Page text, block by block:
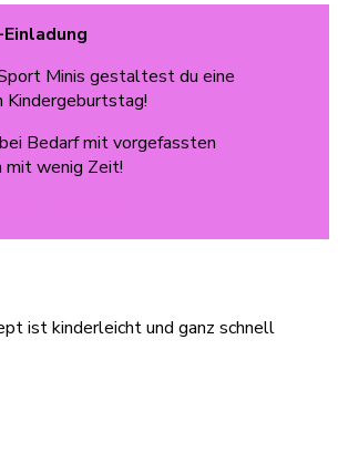
Minis gestaltest du eine
Kindergeburtstag!
Bedarf mit vorgefassten
wenig Zeit!
ist kinderleicht und ganz schnell